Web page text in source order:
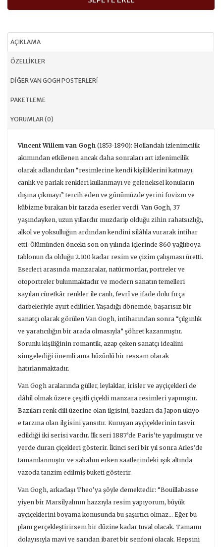
AÇIKLAMA
ÖZELLIKLER
DIĞER VAN GOGH POSTERLERI
PAKETLEME
YORUMLAR (0)
Vincent Willem van Gogh (1853-1890): Hollandalı izlenimcilik
akımından etkilenen ancak daha sonraları art izlenimcilik
olarak adlandırılan “resimlerine kendi kişiliklerini katmayı,
canlık ve parlak renkleri kullanmayı ve geleneksel konuların
dışına çıkmayı” tercih eden ve günümüzde yerini fovizm ve
kübizme bırakan bir tarzda eserler verdi. Van Gogh, 37
yaşındayken, uzun yıllardır muzdarip olduğu zihin rahatsızlığı,
alkol ve yoksulluğun ardından kendini silâhla vurarak intihar
etti. Ölümünden önceki son on yılında içlerinde 860 yağlıboya
tablonun da olduğu 2.100 kadar resim ve çizim çalışması üretti.
Eserleri arasında manzaralar, natürmortlar, portreler ve
otoportreler bulunmaktadır ve modern sanatın temelleri
sayılan cüretkâr renkler ile canlı, fevrî ve ifade dolu fırça
darbeleriyle ayırt edilirler. Yaşadığı dönemde, başarısız bir
sanatçı olarak görülen Van Gogh, intiharından sonra “çılgınlık
ve yaratıcılığın bir arada olmasıyla” şöhret kazanmıştır.
Sorunlu kişiliğinin romantik, azap çeken sanatçı idealini
simgelediği önemli ama hüzünlü bir ressam olarak
hatırlanmaktadır.
Van Gogh aralarında güller, leylaklar, irisler ve ayçiçekleri de
dâhil olmak üzere çeşitli çiçekli manzara resimleri yapmıştır.
Bazıları renk dili üzerine olan ilgisini, bazıları da Japon ukiyo-
e tarzına olan ilgisini yansıtır. Kuruyan ayçiçeklerinin tasvir
edildiği iki serisi vardır. İlk seri 1887’de Paris’te yapılmıştır ve
yerde duran çiçekleri gösterir. İkinci seri bir yıl sonra Arles’de
tamamlanmıştır ve sabahın erken saatlerindeki ışık altında
vazoda tanzim edilmiş buketi gösterir.
Van Gogh, arkadaşı Theo’ya şöyle demektedir: “Bouillabasse
yiyen bir Marsilyalının hazzıyla resim yapıyorum, büyük
ayçiçeklerini boyama konusunda bu şaşırtıcı olmaz... Eğer bu
planı gerçekleştirirsem bir düzine kadar tuval olacak. Tamamı
dolayısıyla mavi ve sarıdan ibaret bir senfoni olacak. Hepsini